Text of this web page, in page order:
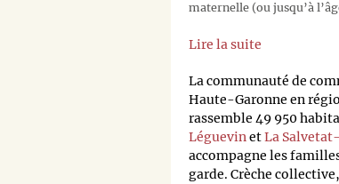
maternelle (ou jusqu’à
Lire la suite
La communauté de
Haute-Garonne en
rassemble 49 950
LéguevinetLa
accompagne les
garde. Crèche